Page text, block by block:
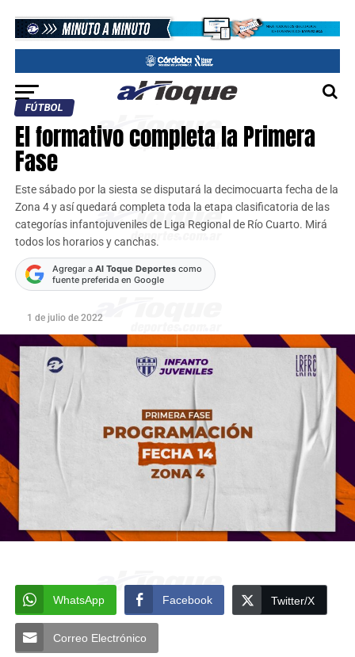
FÚTBOL
El formativo completa la Primera
Fase
Este sábado por la siesta se disputará la decimocuarta fecha de la
Zona 4 y así quedará completa toda la etapa clasificatoria de las
categorías infantojuveniles de Liga Regional de Río Cuarto. Mirá
todos los horarios y canchas.
Agregar a Al Toque Deportescomo
fuente preferida en Google
1 de julio de 2022
WhatsApp Facebook Twitter/X
Correo Electrónico